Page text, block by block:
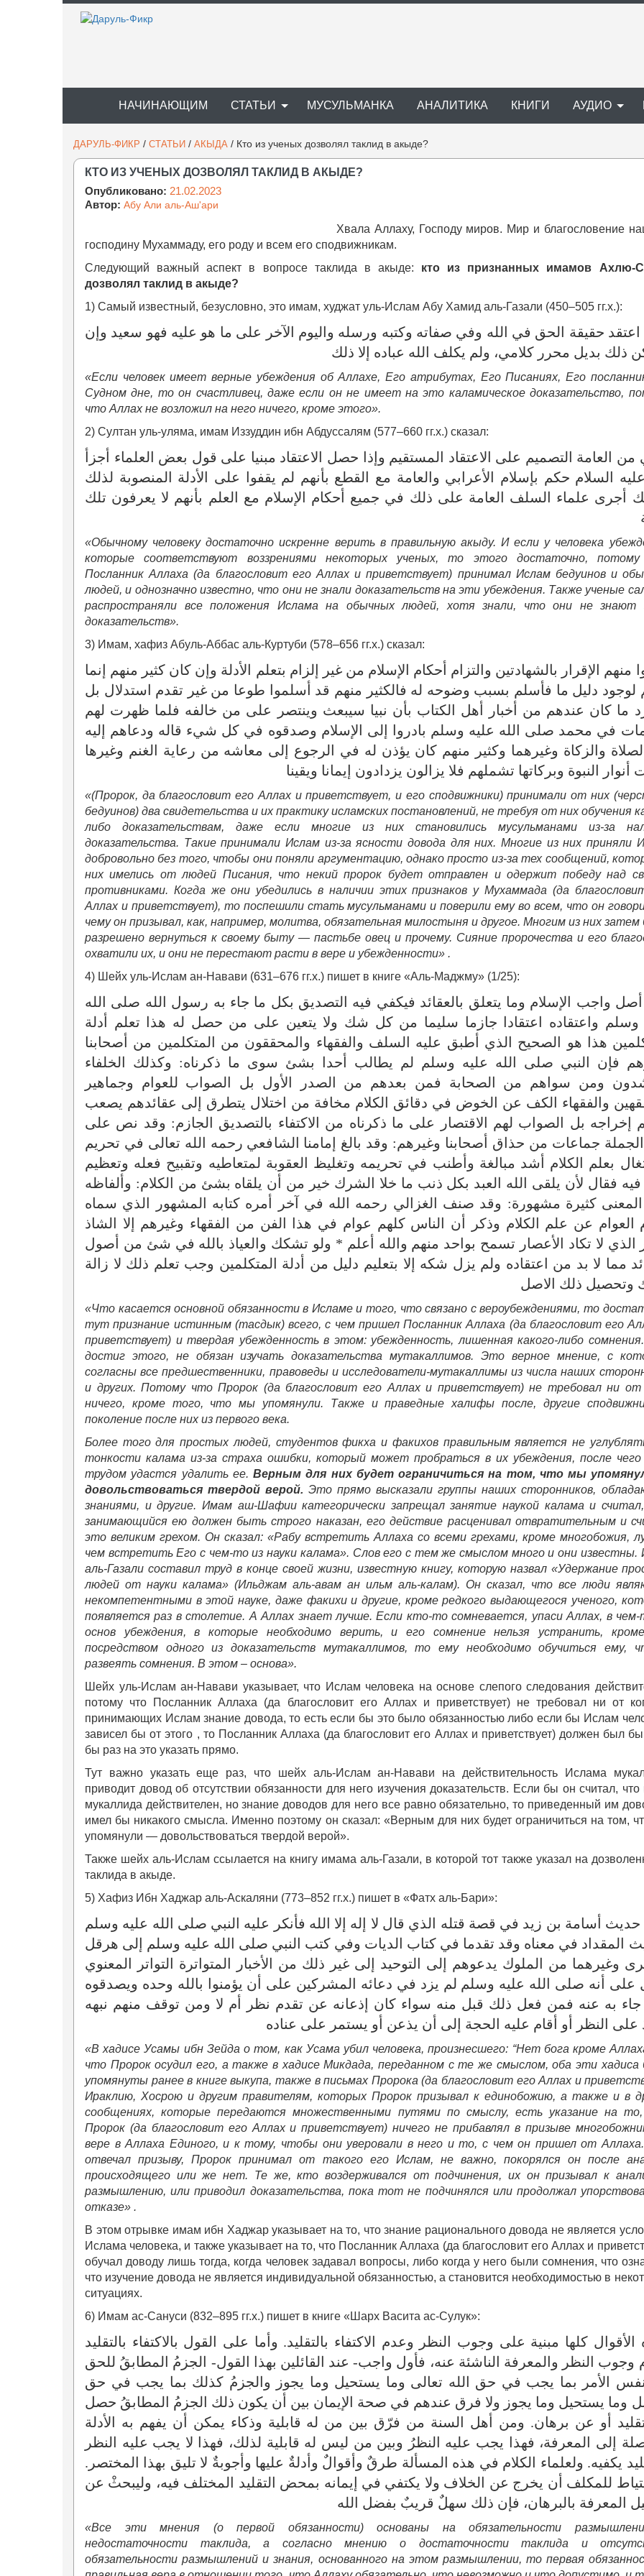
НАЧИНАЮЩИМ СТАТЬИ МУСУЛЬМАНКА АНАЛИТИКА КНИГИ АУДИО
ДАРУЛЬ-ФИКР / СТАТЬИ / АКЫДА / Кто из ученых дозволял таклид в акыде?
КТО ИЗ УЧЕНЫХ ДОЗВОЛЯЛ ТАКЛИД В АКЫДЕ?
Опубликовано: 21.02.2023
Автор: Абу Али аль-Аш'ари
Хвала Аллаху, Господу миров. Мир и благословение
господину Мухаммаду, его роду и всем его сподвижникам.
Следующий важный аспект в вопросе таклида в акыде: кто из признанных имамов Ахлю-
дозволял таклид в акыде?
1) Самый известный, безусловно, это имам, худжат уль-Ислам Абу Хамид аль-Газали (450–505 гг.х.):
حقيقة الحق في الله وفي صفاته وكتبه ورسله واليوم الآخر على ما هو عليه فهو سعيد وإن
ذلك بديل محرر كلامي، ولم يكلف الله عباده إلا ذلك
«Если человек имеет верные убеждения об Аллахе, Его атрибутах, Его Писаниях, Его
Судном дне, то он счастливец, даже если он не имеет на это каламическое доказательство,
что Аллах не возложил на него ничего, кроме этого».
2) Султан уль-уляма, имам Иззуддин ибн Абдуссалям (577–660 гг.х.) сказал:
من العامة التصميم على الاعتقاد المستقيم وإذا حصل الاعتقاد مبنيا على قول بعض العلماء أجزأ
عليه السلام حكم بإسلام الأعرابي والعامة مع القطع بأنهم لم يقفوا على الأدلة المنصوبة لذلك
أجرى علماء السلف العامة على ذلك في جميع أحكام الإسلام مع العلم بأنهم لا يعرفون تلك
«Обычному человеку достаточно искренне верить в правильную акыду. И если у человека
которые соответствуют воззрениями некоторых ученых, то этого достаточно,
Посланник Аллаха (да благословит его Аллах и приветствует) принимал Ислам бедуинов и
людей, и однозначно известно, что они не знали доказательств на эти убеждения. Также ученые
распространяли все положения Ислама на обычных людей, хотя знали, что они не знают
доказательств».
3) Имам, хафиз Абуль-Аббас аль-Куртуби (578–656 гг.х.) сказал:
منهم الإقرار بالشهادتين والتزام أحكام الإسلام من غير إلزام بتعلم الأدلة وإن كان كثير منهم إنما
لوجود دليل ما فأسلم بسبب وضوحه له فالكثير منهم قد أسلموا طوعا من غير تقدم استدلال بل
ما كان عندهم من أخبار أهل الكتاب بأن نبيا سيبعث وينتصر على من خالفه فلما ظهرت لهم
في محمد صلى الله عليه وسلم بادروا إلى الإسلام وصدقوه في كل شيء قاله ودعاهم إليه
والزكاة وغيرهما وكثير منهم كان يؤذن له في الرجوع إلى معاشه من رعاية الغنم وغيرها
أنوار النبوة وبركاتها تشملهم فلا يزالون يزدادون إيمانا ويقينا
«(Пророк, да благословит его Аллах и приветствует, и его сподвижники) принимали от них
бедуинов) два свидетельства и их практику исламских постановлений, не требуя от них обучения
либо доказательствам, даже если многие из них становились мусульманами из-за
доказательства. Такие принимали Ислам из-за ясности довода для них. Многие из них приняли
добровольно без того, чтобы они поняли аргументацию, однако просто из-за тех сообщений,
них имелись от людей Писания, что некий пророк будет отправлен и одержит победу над
противниками. Когда же они убедились в наличии этих признаков у Мухаммада (да
Аллах и приветствует), то поспешили стать мусульманами и поверили ему во всем, что он
чему он призывал, как, например, молитва, обязательная милостыня и другое. Многим из них затем
разрешено вернуться к своему быту — пастьбе овец и прочему. Сияние пророчества и его
охватили их, и они не перестают расти в вере и убежденности» .
4) Шейх уль-Ислам ан-Навави (631–676 гг.х.) пишет в книге «Аль-Маджму» (1/25):
أصل واجب الإسلام وما يتعلق بالعقائد فيكفي فيه التصديق بكل ما جاء به رسول الله صلى الله
وسلم واعتقاده اعتقادا جازما سليما من كل شك ولا يتعين على من حصل له هذا تعلم أدلة
هذا هو الصحيح الذي أطبق عليه السلف والفقهاء والمحققون من المتكلمين من أصحابنا
فإن النبي صلى الله عليه وسلم لم يطالب أحدا بشئ سوى ما ذكرناه: وكذلك الخلفاء
ومن سواهم من الصحابة فمن بعدهم من الصدر الأول بل الصواب للعوام وجماهير
والفقهاء الكف عن الخوض في دقائق الكلام مخافة من اختلال يتطرق إلى عقائدهم يصعب
إخراجه بل الصواب لهم الاقتصار على ما ذكرناه من الاكتفاء بالتصديق الجازم: وقد نص على
جماعات من حذاق أصحابنا وغيرهم: وقد بالغ إمامنا الشافعي رحمه الله تعالى في تحريم
بعلم الكلام أشد مبالغة وأطنب في تحريمه وتغليظ العقوبة لمتعاطيه وتقبيح فعله وتعظيم
فيه فقال لأن يلقى الله العبد بكل ذنب ما خلا الشرك خير من أن يلقاه بشئ من الكلام: وألفاظه
المعنى كثيرة مشهورة: وقد صنف الغزالي رحمه الله في آخر أمره كتابه المشهور الذي سماه
العوام عن علم الكلام وذكر أن الناس كلهم عوام في هذا الفن من الفقهاء وغيرهم إلا الشاذ
الذي لا تكاد الأعصار تسمح بواحد منهم والله أعلم * ولو تشكك والعياذ بالله في شئ من أصول
مما لا بد من اعتقاده ولم يزل شكه إلا بتعليم دليل من أدلة المتكلمين وجب تعلم ذلك لا زالة
وتحصيل ذلك الاصل
«Что касается основной обязанности в Исламе и того, что связано с вероубеждениями, то
тут признание истинным (тасдык) всего, с чем пришел Посланник Аллаха (да благословит его
приветствует) и твердая убежденность в этом: убежденность, лишенная какого-либо
достиг этого, не обязан изучать доказательства мутакаллимов. Это верное мнение, с
согласны все предшественники, правоведы и исследователи-мутакаллимы из числа наших
и других. Потому что Пророк (да благословит его Аллах и приветствует) не требовал ни от
ничего, кроме того, что мы упомянули. Также и праведные халифы после, другие
поколение после них из первого века.
Более того для простых людей, студентов фикха и факихов правильным является не
тонкости калама из-за страха ошибки, который может пробраться в их убеждения, после
трудом удастся удалить ее. Верным для них будет ограничиться на том, что мы
довольствоваться твердой верой. Это прямо высказали группы наших сторонников,
знаниями, и другие. Имам аш-Шафии категорически запрещал занятие наукой калама и
занимающийся ею должен быть строго наказан, его действие расценивал отвратительным и
это великим грехом. Он сказал: «Рабу встретить Аллаха со всеми грехами, кроме многобожия,
чем встретить Его с чем-то из науки калама». Слов его с тем же смыслом много и они известны.
аль-Газали составил труд в конце своей жизни, известную книгу, которую назвал «Удержание
людей от науки калама» (Ильджам аль-авам ан ильм аль-калам). Он сказал, что все люди
некомпетентными в этой науке, даже факихи и другие, кроме редкого выдающегося ученого,
появляется раз в столетие. А Аллах знает лучше. Если кто-то сомневается, упаси Аллах, в чем-
основ убеждения, в которые необходимо верить, и его сомнение нельзя устранить,
посредством одного из доказательств мутакаллимов, то ему необходимо обучиться ему,
развеять сомнения. В этом – основа».
Шейх уль-Ислам ан-Навави указывает, что Ислам человека на основе слепого следования
потому что Посланник Аллаха (да благословит его Аллах и приветствует) не требовал ни от
принимающих Ислам знание довода, то есть если бы это было обязанностью либо если бы Ислам
зависел бы от этого , то Посланник Аллаха (да благословит его Аллах и приветствует) должен был бы
бы раз на это указать прямо.
Тут важно указать еще раз, что шейх аль-Ислам ан-Навави на действительность Ислама
приводит довод об отсутствии обязанности для него изучения доказательств. Если бы он считал,
мукаллида действителен, но знание доводов для него все равно обязательно, то приведенный им
имел бы никакого смысла. Именно поэтому он сказал: «Верным для них будет ограничиться на том,
упомянули — довольствоваться твердой верой».
Также шейх аль-Ислам ссылается на книгу имама аль-Газали, в которой тот также указал на
таклида в акыде.
5) Хафиз Ибн Хаджар аль-Аскаляни (773–852 гг.х.) пишет в «Фатх аль-Бари»:
أسامة بن زيد في قصة قتله الذي قال لا إله إلا الله فأنكر عليه النبي صلى الله عليه وسلم
المقداد في معناه وقد تقدما في كتاب الديات وفي كتب النبي صلى الله عليه وسلم إلى هرقل
وغيرهما من الملوك يدعوهم إلى التوحيد إلى غير ذلك من الأخبار المتواترة التواتر المعنوي
على أنه صلى الله عليه وسلم لم يزد في دعائه المشركين على أن يؤمنوا بالله وحده ويصدقوه
جاء به عنه فمن فعل ذلك قبل منه سواء كان إذعانه عن تقدم نظر أم لا ومن توقف منهم نبهه
على النظر أو أقام عليه الحجة إلى أن يذعن أو يستمر على عناده
«В хадисе Усамы ибн Зейда о том, как Усама убил человека, произнесшего: “Нет бога кроме
что Пророк осудил его, а также в хадисе Микдада, переданном с те же смыслом, оба эти хадиса
упомянуты ранее в книге выкупа, также в письмах Пророка (да благословит его Аллах и
Ираклию, Хосрою и другим правителям, которых Пророк призывал к единобожию, а также и в
сообщениях, которые передаются множественными путями по смыслу, есть указание на
Пророк (да благословит его Аллах и приветствует) ничего не прибавлял в призыве
вере в Аллаха Единого, и к тому, чтобы они уверовали в него и то, с чем он пришел от
отвечал призыву, Пророк принимал от такого его Ислам, не важно, покорялся он после
происходящего или же нет. Те же, кто воздерживался от подчинения, их он призывал к
размышлению, или приводил доказательства, пока тот не подчинялся или продолжал
отказе» .
В этом отрывке имам ибн Хаджар указывает на то, что знание рационального довода не является
Ислама человека, и также указывает на то, что Посланник Аллаха (да благословит его Аллах и
обучал доводу лишь тогда, когда человек задавал вопросы, либо когда у него были сомнения, что
что изучение довода не является индивидуальной обязанностью, а становится необходимостью в
ситуациях.
6) Имам ас-Сануси (832–895 гг.х.) пишет в книге «Шарх Васита ас-Сулук»:
الأقوال كلها مبنية على وجوب النظر وعدم الاكتفاء بالتقليد. وأما على القول بالاكتفاء بالتقليد
وجوب النظر والمعرفة الناشئة عنه، فأول واجب- عند القائلين بهذا القول- الجزمُ المطابقُ للحق
الأمر بما يجب في حق الله تعالى وما يستحيل وما يجوز والجزمُ كذلك بما يجب في حق
وما يستحيل وما يجوز ولا فرق عندهم في صحة الإيمان بين أن يكون ذلك الجزمُ المطابقُ حصل
أو عن برهان. ومن أهل السنة من فرّق بين من له قابلية وذكاء يمكن أن يفهم به الأدلة
إلى المعرفة، فهذا يجب عليه النظرُ وبين من ليس له قابلية لذلك، فهذا لا يجب عليه النظر
يكفيه. ولعلماء الكلام في هذه المسألة طرقٌ وأقوالٌ وأدلةٌ عليها وأجوبةٌ لا تليق بهذا المختصر.
للمكلف أن يخرج عن الخلاف ولا يكتفي في إيمانه بمحض التقليد المختلف فيه، وليبحثْ عن
المعرفة بالبرهان، فإن ذلك سهلٌ قريبٌ بفضل الله
«Все эти мнения (о первой обязанности) основаны на обязательности
недостаточности таклида, а согласно мнению о достаточности таклида и
обязательности размышлений и знания, основанного на этом размышлении, то первая